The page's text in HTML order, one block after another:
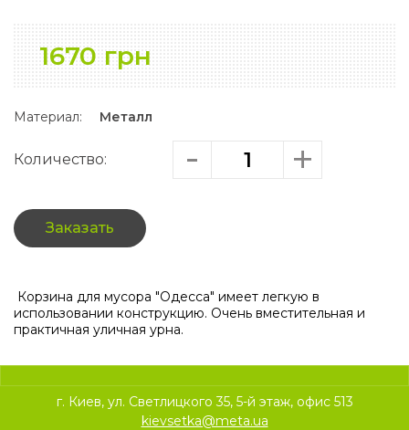
1670 грн
Материал: Металл
Количество:
Заказать
Корзина для мусора "Одесса" имеет легкую в
использовании конструкцию. Очень вместительная и
практичная уличная урна.
г. Киев, ул. Светлицкого 35, 5-й этаж, офис 513
kievsetka@meta.ua